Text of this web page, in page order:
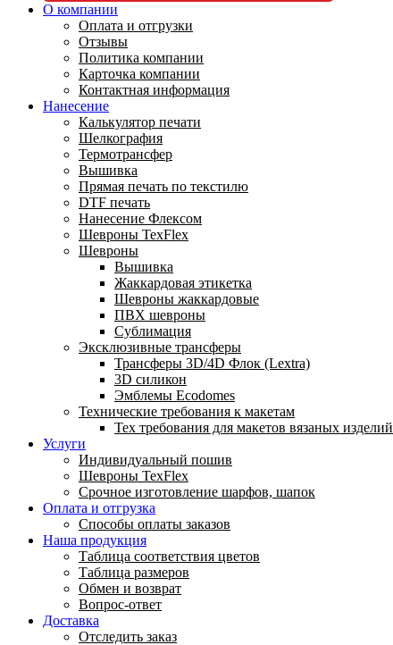
О компании
Оплата и отгрузки
Отзывы
Политика компании
Карточка компании
Контактная информация
Нанесение
Калькулятор печати
Шелкография
Термотрансфер
Вышивка
Прямая печать по текстилю
DTF печать
Нанесение Флексом
Шевроны TexFlex
Шевроны
Вышивка
Жаккардовая этикетка
Шевроны жаккардовые
ПВХ шевроны
Сублимация
Эксклюзивные трансферы
Трансферы 3D/4D Флок (Lextra)
3D силикон
Эмблемы Ecodomes
Технические требования к макетам
Тех требования для макетов вязаных изделий
Услуги
Индивидуальный пошив
Шевроны TexFlex
Срочное изготовление шарфов, шапок
Оплата и отгрузка
Способы оплаты заказов
Наша продукция
Таблица соответствия цветов
Таблица размеров
Обмен и возврат
Вопрос-ответ
Доставка
Отследить заказ